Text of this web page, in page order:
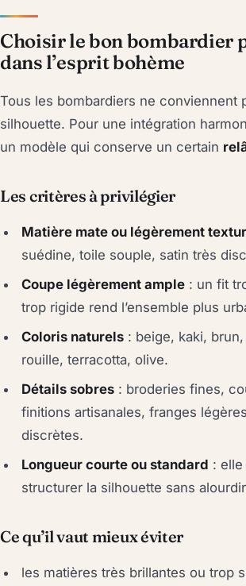
Choisir le bon bombardier
dans l’esprit bohème
Tous les bombardiers ne conviennent
silhouette. Pour une intégration
un modèle qui conserve un certain
Les critères à privilégier
Matière mate ou légèrement
suédine, toile souple, satin très
Coupe légèrement ample : un fit
trop rigide rend l’ensemble plus
Coloris naturels : beige, kaki,
rouille, terracotta, olive.
Détails sobres : broderies fines,
finitions artisanales, franges
discrètes.
Longueur courte ou standard :
structurer la silhouette sans
Ce qu’il vaut mieux éviter
les matières très brillantes ou trop